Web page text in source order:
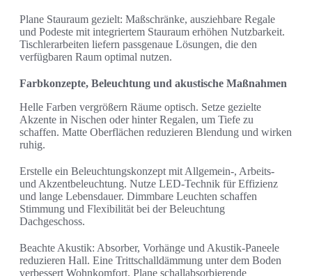
Plane Stauraum gezielt: Maßschränke, ausziehbare Regale
und Podeste mit integriertem Stauraum erhöhen Nutzbarkeit.
Tischlerarbeiten liefern passgenaue Lösungen, die den
verfügbaren Raum optimal nutzen.
Farbkonzepte, Beleuchtung und akustische Maßnahmen
Helle Farben vergrößern Räume optisch. Setze gezielte
Akzente in Nischen oder hinter Regalen, um Tiefe zu
schaffen. Matte Oberflächen reduzieren Blendung und wirken
ruhig.
Erstelle ein Beleuchtungskonzept mit Allgemein-, Arbeits-
und Akzentbeleuchtung. Nutze LED-Technik für Effizienz
und lange Lebensdauer. Dimmbare Leuchten schaffen
Stimmung und Flexibilität bei der Beleuchtung
Dachgeschoss.
Beachte Akustik: Absorber, Vorhänge und Akustik-Paneele
reduzieren Hall. Eine Trittschalldämmung unter dem Boden
verbessert Wohnkomfort. Plane schallabsorbierende